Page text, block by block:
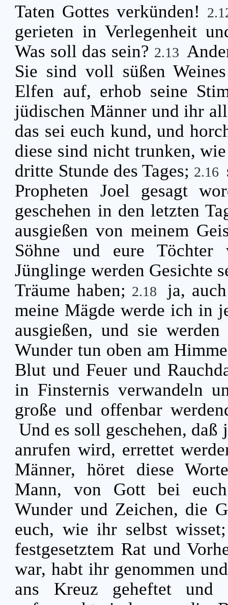
Taten Gottes verkünden!
gerieten in Verlegenheit
Was soll das sein? 2.13
Sie sind voll süßen
Elfen auf, erhob seine
jüdischen Männer und ihr
das sei euch kund, und
diese sind nicht trunken,
dritte Stunde des Tages; 2.16
Propheten Joel gesagt
geschehen in den letzten
ausgießen von meinem
Söhne und eure Töchter
Jünglinge werden Gesichte
Träume haben; 2.18
ja,
meine Mägde werde ich in
ausgießen, und sie
Wunder tun oben am
Blut und Feuer und
in Finsternis verwandeln
große und offenbar
Und es soll geschehen, daß
anrufen wird, errettet
Männer, höret diese
Mann, von Gott bei
Wunder und Zeichen, die
euch, wie ihr selbst
festgesetztem Rat und
war, habt ihr genommen
ans Kreuz geheftet